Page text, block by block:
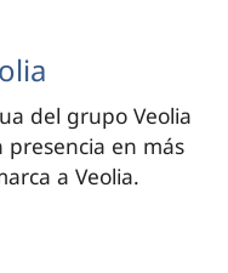
del grupo Veolia
presencia en más
a Veolia.